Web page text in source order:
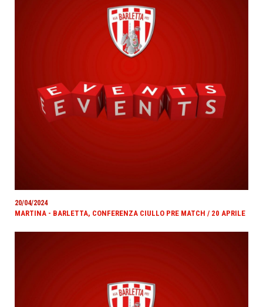
20/04/2024
MARTINA - BARLETTA, CONFERENZA CIULLO PRE MATCH / 20 APRILE